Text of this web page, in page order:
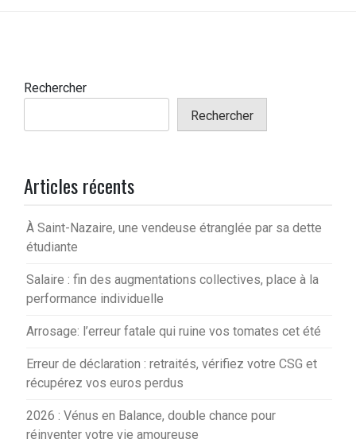
Rechercher
Rechercher
Articles récents
À Saint-Nazaire, une vendeuse étranglée par sa dette
étudiante
Salaire : fin des augmentations collectives, place à la
performance individuelle
Arrosage: l’erreur fatale qui ruine vos tomates cet été
Erreur de déclaration : retraités, vérifiez votre CSG et
récupérez vos euros perdus
2026 : Vénus en Balance, double chance pour
réinventer votre vie amoureuse